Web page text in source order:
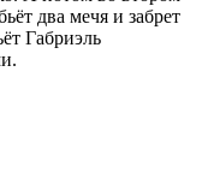
два мечя и забрет
Габриэль